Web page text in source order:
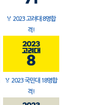
🏅 2023 고려대 8명합
격!
🏅 2023 국민대 18명합
격!